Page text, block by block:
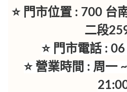
⭐ 門市位置 : 700 台
二段
⭐ 門市電話 :
⭐ 營業時間 : 周一